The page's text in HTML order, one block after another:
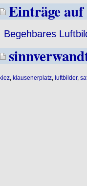
Einträge
Begehbares
, klausenerplatz, luftbilder,